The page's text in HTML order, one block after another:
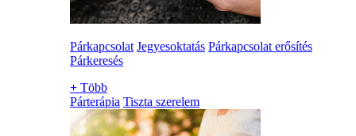
Párkapcsolat Jegyesoktatás Párkapcsolat erősítés
Párkeresés
+ Több
Párterápia Tiszta szerelem